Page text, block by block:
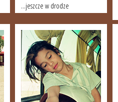
...jeszcze w drodze